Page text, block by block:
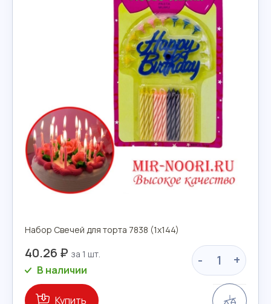
Набор Свечей для торта 7838 (1х144)
40.26 ₽ - +
В наличии
Купить